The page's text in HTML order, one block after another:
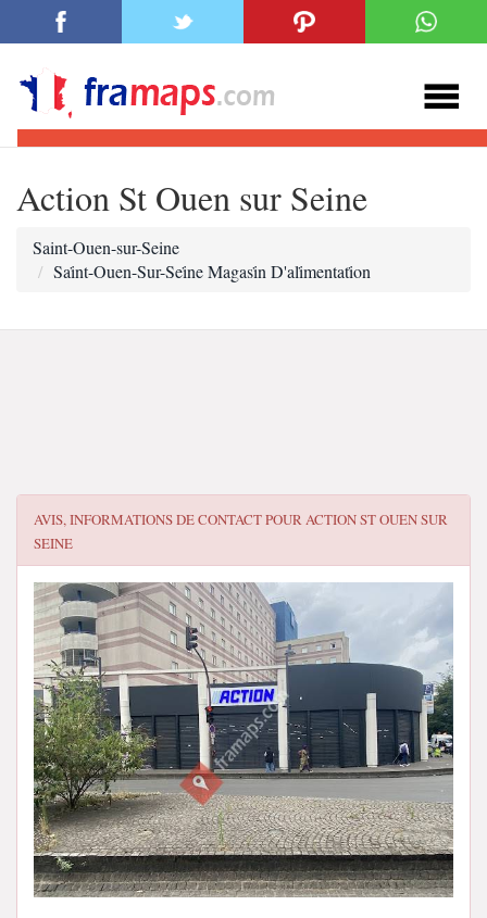
Action St Ouen sur Seine
Saint-Ouen-sur-Seine
Sai̇nt-Ouen-Sur-Sei̇ne Magasi̇n D'ali̇mentati̇on
AVIS, INFORMATIONS DE CONTACT POURACTION ST OUEN SUR
SEINE